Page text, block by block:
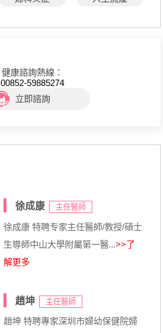
健康諮詢熱線：
00852-59885274
立即諮詢
徐成康 主任醫師
徐成康 特聘专家主任醫師/教授/碩士
生導師中山大學附屬第一醫...>>了
解更多
趙坤 主任醫師
趙坤 特聘專家深圳市婦幼保健院婦